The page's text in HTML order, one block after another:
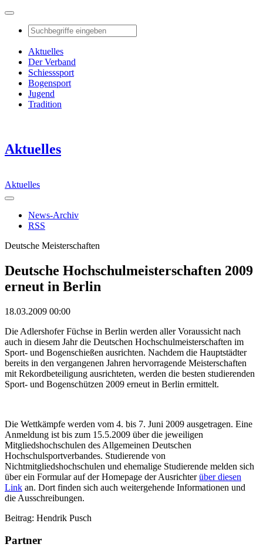
Aktuelles
Der Verband
Schiesssport
Bogensport
Jugend
Tradition
Aktuelles
Aktuelles
News-Archiv
RSS
Deutsche Meisterschaften
Deutsche Hochschulmeisterschaften 2009
erneut in Berlin
18.03.2009 00:00
Die Adlershofer Füchse in Berlin werden aller Voraussicht nach
auch in diesem Jahr die Deutschen Hochschulmeisterschaften im
Sport- und Bogenschießen ausrichten. Nachdem die Hauptstädter
bereits in den vergangenen Jahren hervorragende Meisterschaften
mit Rekordbeteiligung ausrichteten, werden die besten studierenden
Sport- und Bogenschützen 2009 erneut in Berlin ermittelt.
Die Wettkämpfe werden vom 4. bis 7. Juni 2009 ausgetragen. Eine
Anmeldung ist bis zum 15.5.2009 über die jeweiligen
Mitgliedshochschulen des Allgemeinen Deutschen
Hochschulsportverbandes. Studierende von
Nichtmitgliedshochschulen und ehemalige Studierende melden sich
über ein Formular auf der Homepage der Ausrichterüber diesen
Link an. Dort finden sich auch weitergehende Informationen und
die Ausschreibungen.
Beitrag: Hendrik Pusch
Partner